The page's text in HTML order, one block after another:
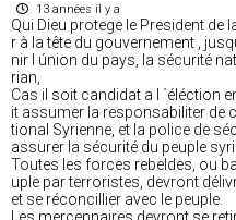
13 années il y a
Qui Dieu protege le President de
r à la tête du gouvernement ,
nir l únion du pays, la sécurité
rian,
Cas il soit candidat a l ´éléction
it assumer la responsabiliter de
tional Syrienne, et la police de
assurer la sécurité du peuple
Toutes les forces rebeldes, ou
uple par terroristes, devront
et se réconcillier avec le peuple.
Les mercennaires devront se